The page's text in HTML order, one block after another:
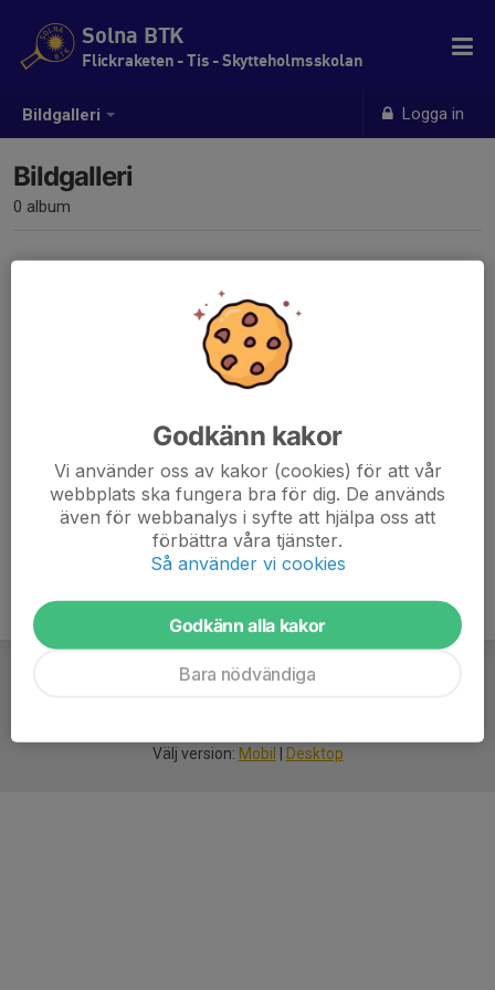
Bildgalleri Logga in
Solna BTK
Flickraketen - Tis - Skytteholmsskolan
Bildgalleri
0 album
Inga album skapade
Välj version: Mobil Desktop
Godkänn kakor
Vi använder oss av kakor (cookies) för att vår
webbplats ska fungera bra för dig. De används
även för webbanalys i syfte att hjälpa oss att
förbättra våra tjänster.
Så använder vi cookies
Godkänn alla kakor
Bara nödvändiga